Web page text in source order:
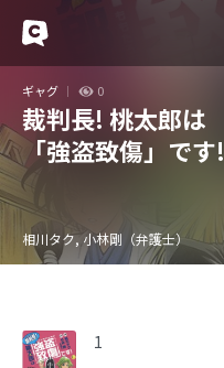
ギャグ 0
裁判長! 桃太郎は
「強盗致傷」です!
相川タク, 小林剛（弁護士）
1